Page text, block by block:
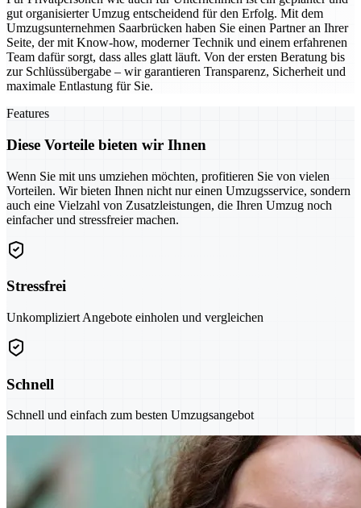
gut organisierter Umzug entscheidend für den Erfolg. Mit dem
Umzugsunternehmen Saarbrücken haben Sie einen Partner an Ihrer
Seite, der mit Know-how, moderner Technik und einem erfahrenen
Team dafür sorgt, dass alles glatt läuft. Von der ersten Beratung bis
zur Schlüssübergabe – wir garantieren Transparenz, Sicherheit und
maximale Entlastung für Sie.
Features
Diese Vorteile bieten wir Ihnen
Wenn Sie mit uns umziehen möchten, profitieren Sie von vielen
Vorteilen. Wir bieten Ihnen nicht nur einen Umzugsservice, sondern
auch eine Vielzahl von Zusatzleistungen, die Ihren Umzug noch
einfacher und stressfreier machen.
Stressfrei
Unkompliziert Angebote einholen und vergleichen
Schnell
Schnell und einfach zum besten Umzugsangebot